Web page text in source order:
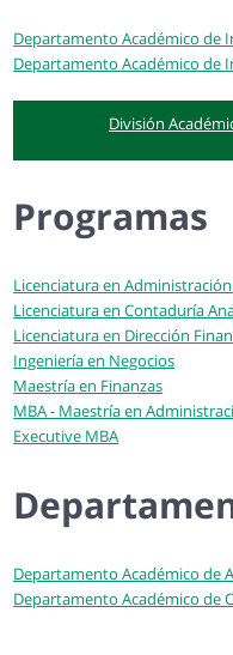
Departamento Académico de
Departamento Académico de
División
Programas
Licenciatura en
Licenciatura en Contaduría
Licenciatura en Dirección
Ingeniería en Negocios
Maestría en Finanzas
MBA - Maestría en
Executive MBA
Departamento Académico de
Departamento Académico de